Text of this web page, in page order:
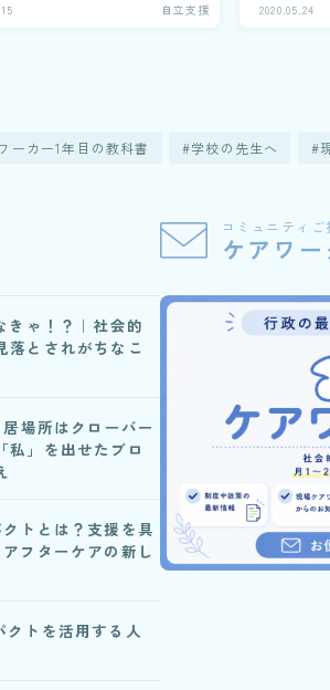
自立支援 2020.05.24
ーカー1年目の教科書 学校の先生へ
きゃ！？｜社会的
落とされがちなこ
場所はクローバー
私」を出せたブロ
トとは？支援を具
フターケアの新し
クトを活用する人
コミュニティご
ケアワ